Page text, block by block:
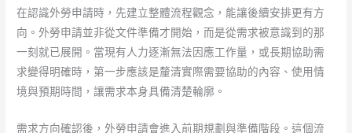
在認識外勞申請時，先建立整體流程觀念，能讓後續安排更有方
向。外勞申請並非從文件準備才開始，而是從需求被意識到的那
一刻就已展開。當現有人力逐漸無法因應工作量，或長期協助需
求變得明確時，第一步應該是釐清實際需要協助的內容、使用情
境與預期時間，讓需求本身具備清楚輪廓。
需求方向確認後，外勞申請會進入前期規劃與準備階段。這個流